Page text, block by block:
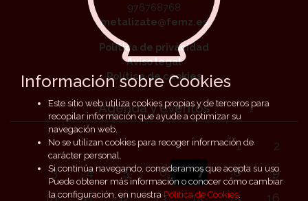
976768768
metalizate@femz.es
Política de privacidad
Aviso legal
Política de cookies
Agenda y eventos
1
2
3
4 5 6 7 8
9
Información sobre Cookies
Este sitio web utiliza cookies propias y de terceros para
recopilar información que ayude a optimizar su
navegación web.
No se utilizan cookies para recoger información de
carácter personal.
Si continúa navegando, consideramos que acepta su uso.
Puede obtener más información o conocer cómo cambiar
la configuración, en nuestraPolítica de Cookies.